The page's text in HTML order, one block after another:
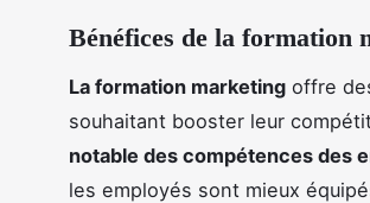
Bénéfices de la formation
La formation marketing offre
souhaitant booster leur
notable des compétences des
les employés sont mieux